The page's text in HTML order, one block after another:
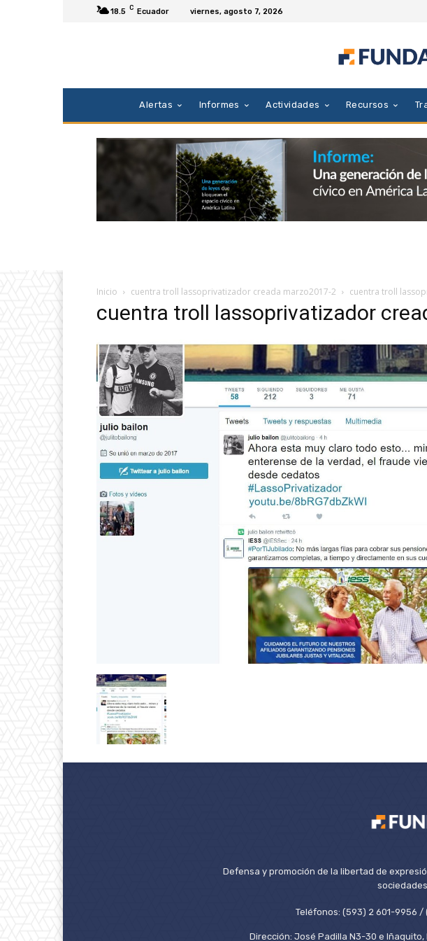
18.5 C Ecuador viernes, agosto 7, 2026
Alertas Informes Actividades Recursos
Inicio cuentra troll lassoprivatizador creada marzo2017-2 cuentra troll
cuentra troll lassoprivatizador
Defensa y promoción de la libertad de
Teléfonos: (593) 2 601-9956
Dirección: José Padilla N3-30 e Iñaquito,